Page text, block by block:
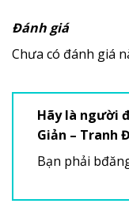
Đánh giá
Chưa có đánh giá
Hãy là người
Giản – Tranh
Bạn phải